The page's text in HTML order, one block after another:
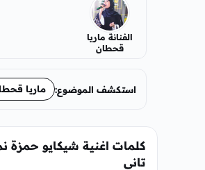
الفنانة ماريا
قحطان
استكشف الموضوع: ماريا
كلمات اغنية شيكايو حمزة
تاني